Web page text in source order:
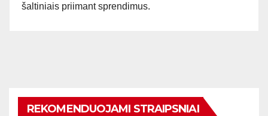
šaltiniais priimant sprendimus.
REKOMENDUOJAMI STRAIPSNIAI